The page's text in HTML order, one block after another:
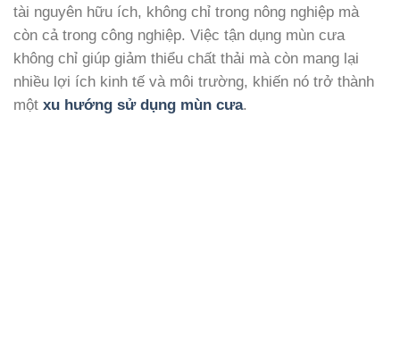
tài nguyên hữu ích, không chỉ trong nông nghiệp mà còn
cả trong công nghiệp. Việc tận dụng mùn cưa không chỉ
giúp giảm thiểu chất thải mà còn mang lại nhiều lợi ích
kinh tế và môi trường, khiến nó trở thành mộtxu hướng
sử dụng mùn cưa.